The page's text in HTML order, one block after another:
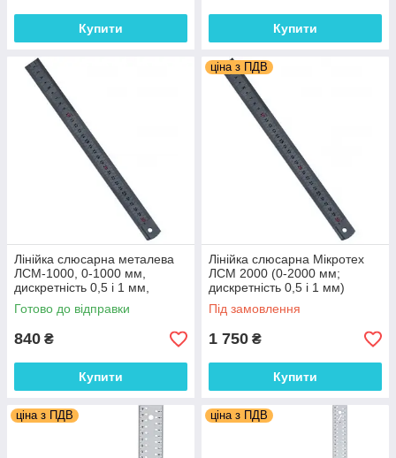
Купити Купити
Лінійка слюсарна металева
ЛСМ-1000, 0-1000 мм,
дискретність 0,5 і 1 мм,
Україна
Готово до відправки
840 ₴
Купити
ціна з ПДВ
Лінійка слюсарна Мікротех
ЛСМ 2000 (0-2000 мм;
дискретність 0,5 і 1 мм)
Під замовлення
1 750 ₴
Купити
ціна з ПДВ ціна з ПДВ